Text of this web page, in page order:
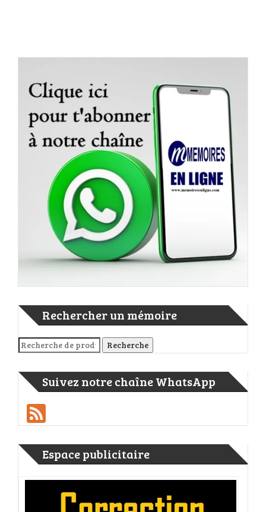
Rechercher un mémoire
Recherche pour : Recherche
Suivez notre chaîne WhatsApp
Espace publicitaire